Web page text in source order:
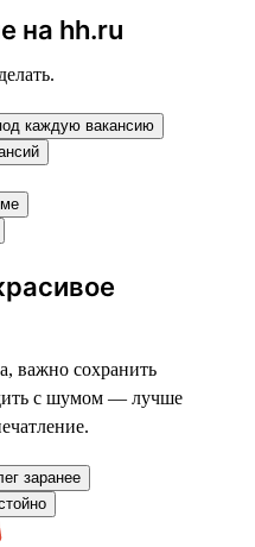
на hh.ru
каждую вакансию
важно сохранить
с шумом — лучше
заранее